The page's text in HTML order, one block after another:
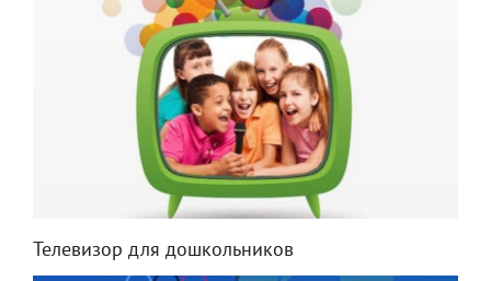
Телевизор для дошкольников